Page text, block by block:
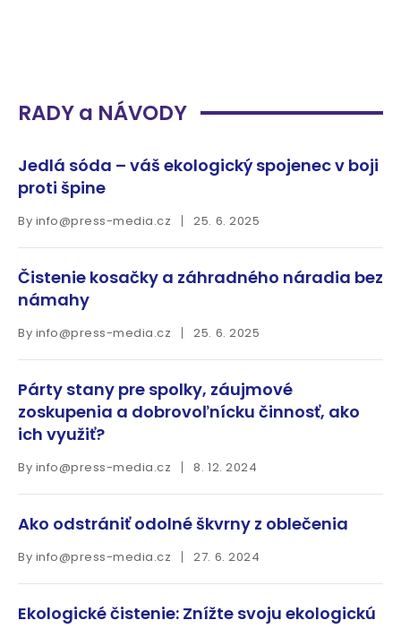
RADY a NÁVODY
Jedlá sóda – váš ekologický spojenec v boji
proti špine
By info@press-media.cz 25. 6. 2025
Čistenie kosačky a záhradného náradia bez
námahy
By info@press-media.cz 25. 6. 2025
Párty stany pre spolky, záujmové
zoskupenia a dobrovoľnícku činnosť, ako
ich využiť?
By info@press-media.cz 8. 12. 2024
Ako odstrániť odolné škvrny z oblečenia
By info@press-media.cz 27. 6. 2024
Ekologické čistenie: Znížte svoju ekologickú